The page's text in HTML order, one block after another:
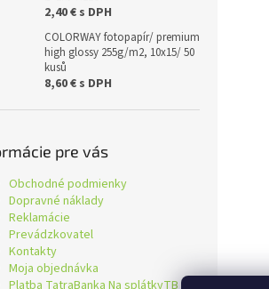
2,40 € s DPH
COLORWAY fotopapír/ premium
high glossy 255g/m2, 10x15/ 50
kusů
8,60 € s DPH
pre vás
Obchodné podmienky
Dopravné náklady
Reklamácie
Prevádzkovatel
Kontakty
Moja objednávka
Platba TatraBanka Na splátkyTB